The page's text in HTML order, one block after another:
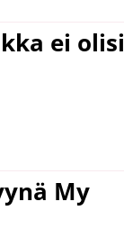
ei olisi
My